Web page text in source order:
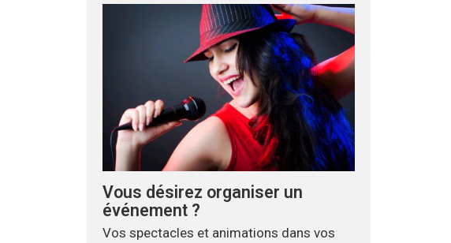
Vous désirez organiser un
événement ?
Vos spectacles et animations dans vos